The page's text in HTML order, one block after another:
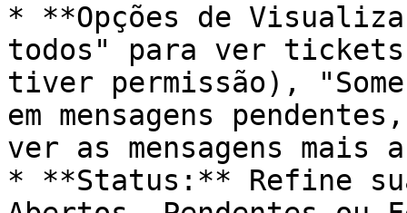
* **Opções de
todos" para ver
tiver permissão),
em mensagens
ver as mensagens
* **Status:** Refine